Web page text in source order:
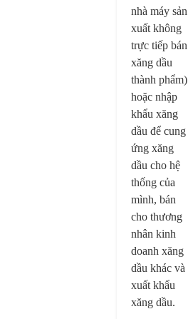
nhà máy sản
xuất không
trực tiếp bán
xăng dầu
thành phẩm)
hoặc nhập
khẩu xăng
dầu để cung
ứng xăng
dầu cho hệ
thống của
mình, bán
cho thương
nhân kinh
doanh xăng
dầu khác và
xuất khẩu
xăng dầu.